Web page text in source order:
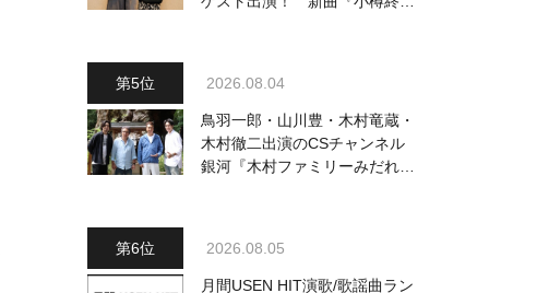
2026.08.04
鳥羽一郎・山川豊・木村竜蔵・
木村徹二出演のCSチャンネル
銀河『木村ファミリーみだれ旅
2026.08.05
月間USEN HIT演歌/歌謡曲ラン